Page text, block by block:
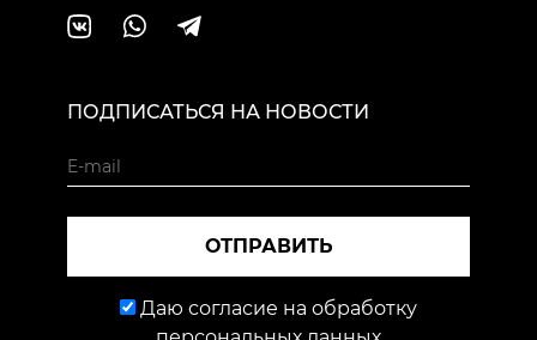
ПОДПИСАТЬСЯ НА НОВОСТИ
ОТПРАВИТЬ
Даю согласие на обработку